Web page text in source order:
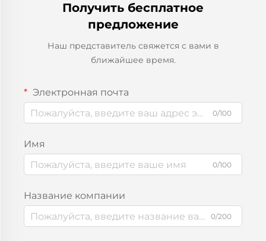
Получить бесплатное
предложение
Наш представитель свяжется с вами в
ближайшее время.
Электронная почта
0/100
Имя
0/100
Название компании
0/200